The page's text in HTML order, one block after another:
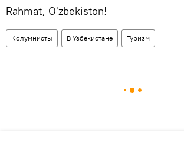
Rahmat, O'zbekiston!
Колумнисты В Узбекистане Туризм